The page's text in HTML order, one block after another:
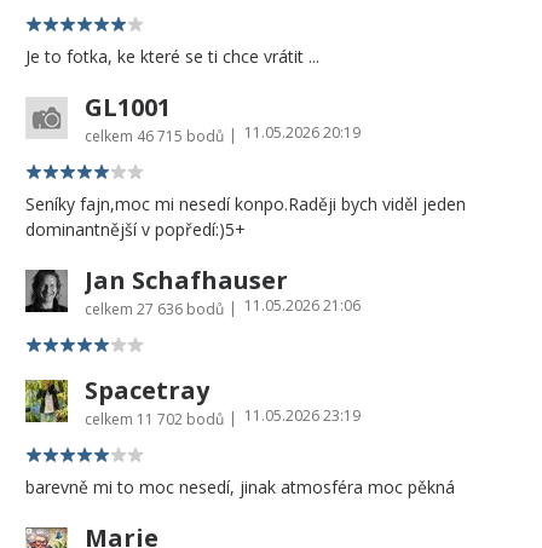
Je to fotka, ke které se ti chce vrátit ...
GL1001
celkem 46 715 bodů | 11.05.2026 20:19
Seníky fajn,moc mi nesedí konpo.Raději bych viděl jeden
dominantnější v popředí:)5+
Jan Schafhauser
celkem 27 636 bodů | 11.05.2026 21:06
Spacetray
celkem 11 702 bodů | 11.05.2026 23:19
barevně mi to moc nesedí, jinak atmosféra moc pěkná
Marie